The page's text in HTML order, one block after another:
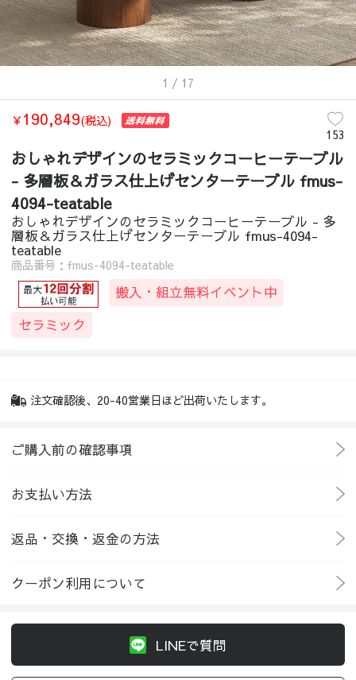
1 / 17
￥190,849(税込)
153
おしゃれデザインのセラミックコーヒーテーブル
- 多層板＆ガラス仕上げセンターテーブル fmus-
4094-teatable
おしゃれデザインのセラミックコーヒーテーブル - 多
層板＆ガラス仕上げセンターテーブル fmus-4094-
teatable
商品番号：fmus-4094-teatable
搬入・組立無料イベント中
セラミック
注文確認後、20-40営業日ほど出荷いたします。
ご購入前の確認事項
お支払い方法
返品・交換・返金の方法
クーポン利用について
LINEで質問